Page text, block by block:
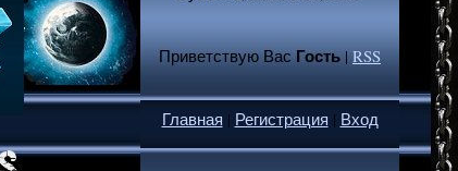
Приветствую Вас Гость|RSS
Главная | Регистрация | Вход